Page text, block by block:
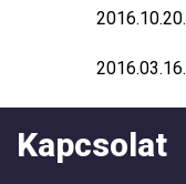
2016.10.20.
2016.03.16.
Kapcsolat